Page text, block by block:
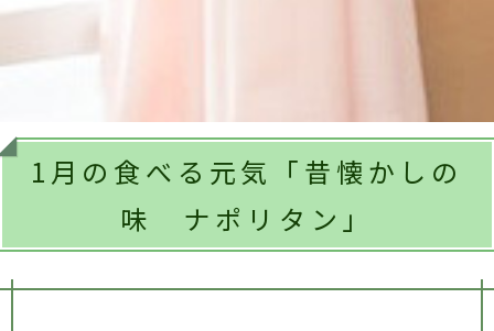
1月の食べる元気「昔懐かしの
味 ナポリタン」